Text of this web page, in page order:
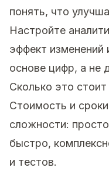
понять, что
Настройте
эффект изменений
основе цифр, а не
Сколько это стоит
Стоимость и
сложности:
быстро,
и тестов.